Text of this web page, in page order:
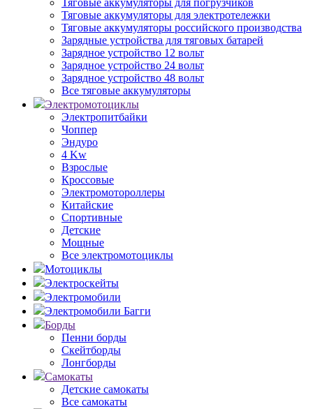
Тяговые аккумуляторы для погрузчиков
Тяговые аккумуляторы для электротележки
Тяговые аккумуляторы российского производства
Зарядные устройства для тяговых батарей
Зарядное устройство 12 вольт
Зарядное устройство 24 вольт
Зарядное устройство 48 вольт
Все тяговые аккумуляторы
Электромотоциклы
Электропитбайки
Чоппер
Эндуро
4 Kw
Взрослые
Кроссовые
Электромотороллеры
Китайские
Спортивные
Детские
Мощные
Все электромотоциклы
Мотоциклы
Электроскейты
Электромобили
Электромобили Багги
Борды
Пенни борды
Скейтборды
Лонгборды
Самокаты
Детские самокаты
Все самокаты